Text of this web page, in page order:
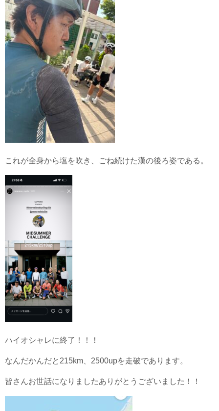
これが全身から塩を吹き、ごね続けた漢の後ろ姿である。
ハイオシャレに終了！！！
なんだかんだと215km、2500upを走破であります。
皆さんお世話になりましたありがとうございました！！